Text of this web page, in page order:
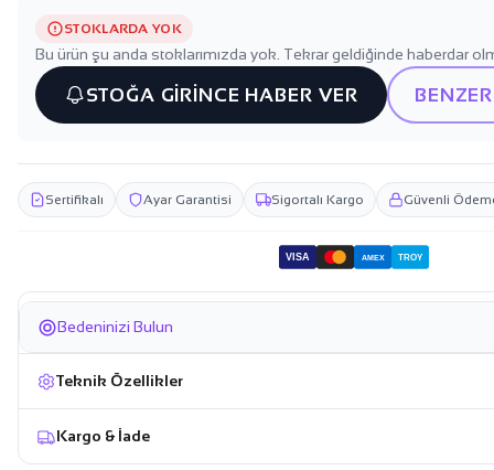
STOKLARDA YOK
Bu ürün şu anda stoklarımızda yok. Tekrar geldiğinde haberdar
STOĞA GİRİNCE HABER VER
Sertifikalı Ayar Garantisi Sigortalı Kargo Güvenli
VISA AMEX TROY
Bedeninizi Bulun
Teknik Özellikler
Kargo & İade